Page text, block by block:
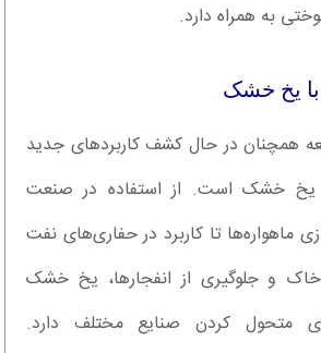
به همراه دارد.
با یخ خشک
همچنان در حال کشف کاربردهای جدید
یخ خشک است. از استفاده در صنعت
ماهواره‌ها تا کاربرد در حفاری‌های نفت
خاک و جلوگیری از انفجارها، یخ خشک
متحول کردن صنایع مختلف دارد.